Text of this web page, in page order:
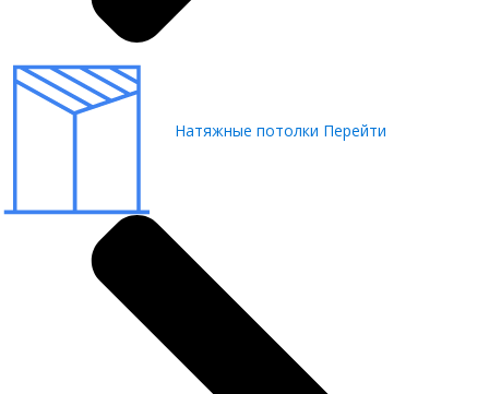
Натяжные потолки Перейти